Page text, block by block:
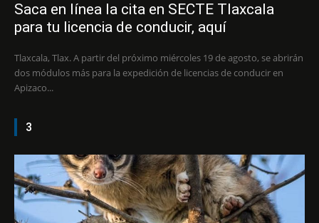
Saca en línea la cita en SECTE Tlaxcala
para tu licencia de conducir, aquí
Tlaxcala, Tlax. A partir del próximo miércoles 19 de agosto, se abrirán
dos módulos más para la expedición de licencias de conducir en
Apizaco...
3